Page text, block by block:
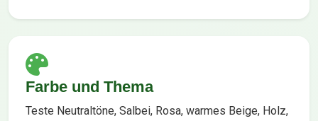
Farbe und Thema
Teste Neutraltöne, Salbei, Rosa, warmes Beige, Holz,